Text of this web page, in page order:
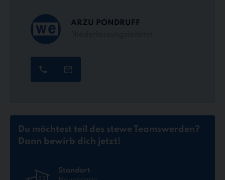
ARZU PONDRUFF
Du möchtest teil des stewe Teamswerden?
Dann bewirb dich jetzt!
Standort